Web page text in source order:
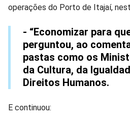
operações do Porto de Itajaí,
- “Economizar para
perguntou, ao
pastas como os
da Cultura, da
Direitos Humanos.
E continuou: